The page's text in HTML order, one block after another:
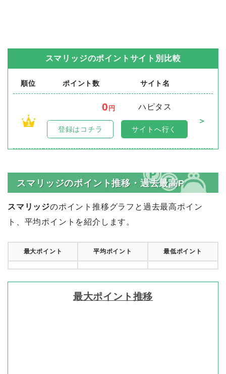
スマリッジのポイントサイト別比較
順位 ポイント数 サイト名
1
0 円
ハピタス
＞
登録はコチラ サイトへ行く
スマリッジのポイント推移・過去最高P
スマリッジのポイント推移グラフと過去最高ポイン
ト、平均ポイントを紹介します。
最大ポイント 平均ポイント 最低ポイント
最大ポイント推移